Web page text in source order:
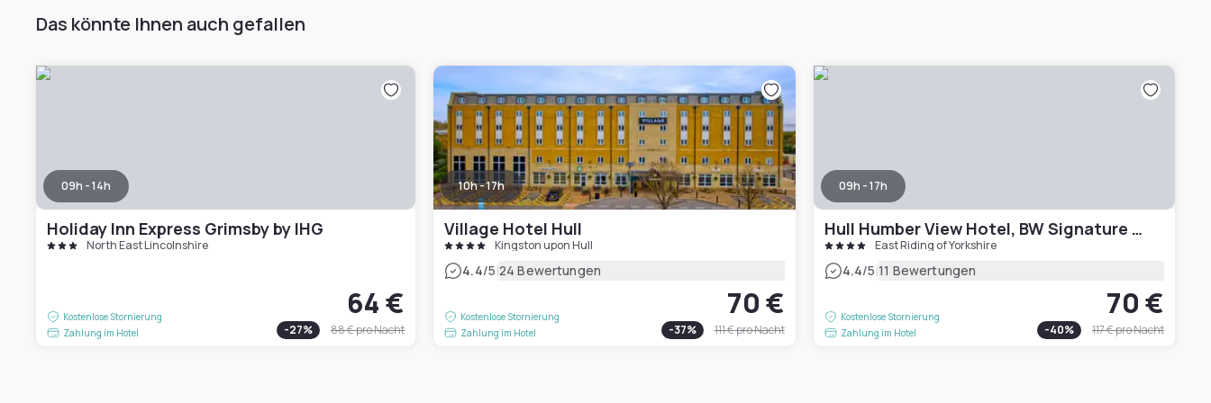
Das könnte Ihnen auch gefallen
09h - 14h
Holiday Inn Express Grimsby by IHG
North East Lincolnshire
Kostenlose Stornierung
Zahlung im Hotel
64 €
-27% 88 €pro Nacht
10h - 17h
Village Hotel Hull
Kingston upon Hull
4.4/5|24 Bewertungen
Kostenlose Stornierung
Zahlung im Hotel
70 €
-37% 111 €pro Nacht
09h - 17h
Hull Humber View Hotel, BW Signature Collection
East Riding of Yorkshire
4.4/5|11 Bewertungen
Kostenlose Stornierung
Zahlung im Hotel
70 €
-40% 117 €pro Nacht